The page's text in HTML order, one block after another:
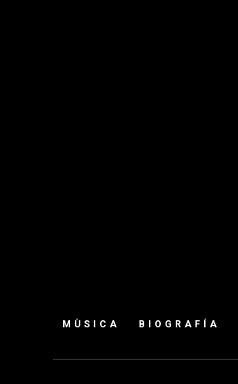
MÙSICA BIOGRAFÍA